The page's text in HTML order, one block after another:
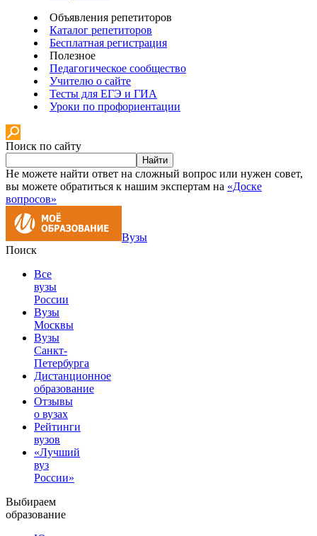
Объявления репетиторов
Каталог репетиторов
Бесплатная регистрация
Полезное
Педагогическое сообщество
Учителю о сайте
Тесты для ЕГЭ и ГИА
Уроки по профориентации
Поиск по сайту
Найти
Не можете найти ответ на сложный вопрос или нужен совет,
вы можете обратиться к нашим экспертам на «Доске
вопросов»
Вузы
Поиск
Все
вузы
России
Вузы
Москвы
Вузы
Санкт-
Петербурга
Дистанционное
образование
Отзывы
о вузах
Рейтинги
вузов
«Лучший
вуз
России»
Выбираем
образование